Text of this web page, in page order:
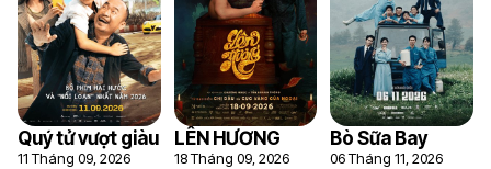
Quý tử vượt giàu
11 Tháng 09, 2026
LÊN HƯƠNG
18 Tháng 09, 2026
Bò Sữa Bay
06 Tháng 11, 2026